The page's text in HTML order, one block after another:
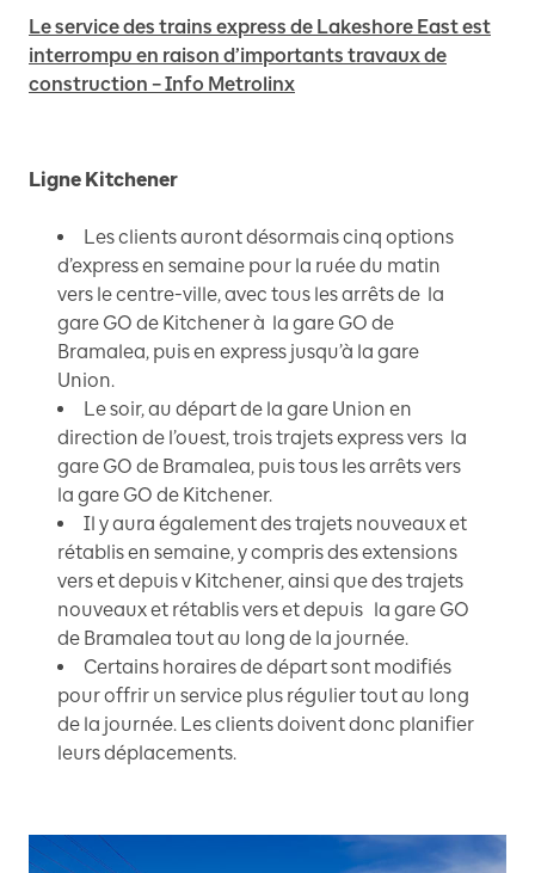
Le service des trains express de Lakeshore East est
interrompu en raison d’importants travaux de
construction – Info Metrolinx
Ligne Kitchener
Les clients auront désormais cinq options
d’express en semaine pour la ruée du matin
vers le centre-ville, avec tous les arrêts de la
gare GO de Kitchener à la gare GO de
Bramalea, puis en express jusqu’à la gare
Union.
Le soir, au départ de la gare Union en
direction de l’ouest, trois trajets express vers la
gare GO de Bramalea, puis tous les arrêts vers
la gare GO de Kitchener.
Il y aura également des trajets nouveaux et
rétablis en semaine, y compris des extensions
vers et depuis v Kitchener, ainsi que des trajets
nouveaux et rétablis vers et depuis la gare GO
de Bramalea tout au long de la journée.
Certains horaires de départ sont modifiés
pour offrir un service plus régulier tout au long
de la journée. Les clients doivent donc planifier
leurs déplacements.